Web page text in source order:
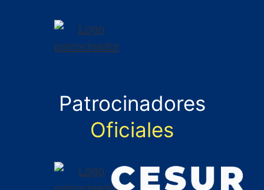
Patrocinadores
Oficiales